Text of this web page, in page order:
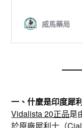
一、什麼是印度犀
Vidalista 20正品是